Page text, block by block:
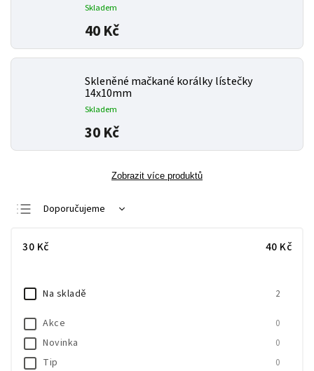
Skladem
40 Kč
Skleněné mačkané korálky lístečky
14x10mm
Skladem
30 Kč
Zobrazit více produktů
Doporučujeme
Nejdražší
Abecedně
30 Kč 40 Kč
Na skladě 2
Akce 0
Novinka 0
Tip 0